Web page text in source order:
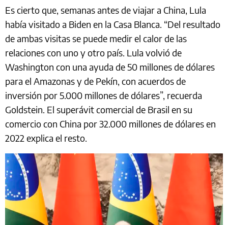
Es cierto que, semanas antes de viajar a China, Lula
había visitado a Biden en la Casa Blanca. “Del resultado
de ambas visitas se puede medir el calor de las
relaciones con uno y otro país. Lula volvió de
Washington con una ayuda de 50 millones de dólares
para el Amazonas y de Pekín, con acuerdos de
inversión por 5.000 millones de dólares”, recuerda
Goldstein. El superávit comercial de Brasil en su
comercio con China por 32.000 millones de dólares en
2022 explica el resto.